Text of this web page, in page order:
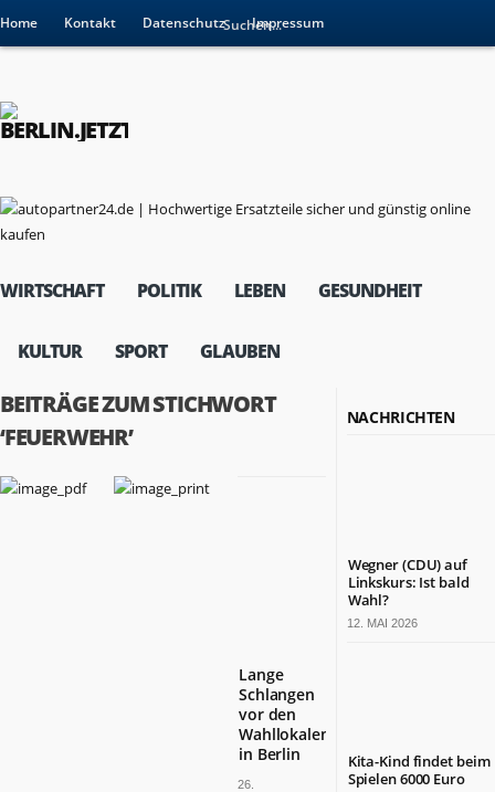
Home Kontakt Datenschutz Impressum
WIRTSCHAFT POLITIK LEBEN GESUNDHEIT
KULTUR SPORT GLAUBEN
BEITRÄGE ZUM STICHWORT
‘FEUERWEHR’
Lange
Schlangen
vor den
Wahllokalen
in Berlin
26.
NACHRICHTEN
Wegner (CDU) auf
Linkskurs: Ist bald
Wahl?
12. MAI 2026
Kita-Kind findet beim
Spielen 6000 Euro